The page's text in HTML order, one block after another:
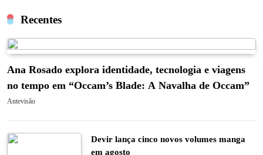
Recentes
Ana Rosado explora identidade, tecnologia e viagens
no tempo em “Occam’s Blade: A Navalha de Occam”
Antevisão
Devir lança cinco novos volumes manga
em agosto